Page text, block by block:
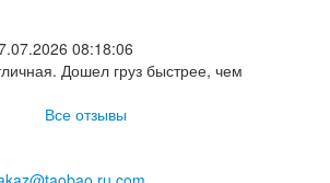
08:18:06
Дошел груз быстрее, чем
Все отзывы